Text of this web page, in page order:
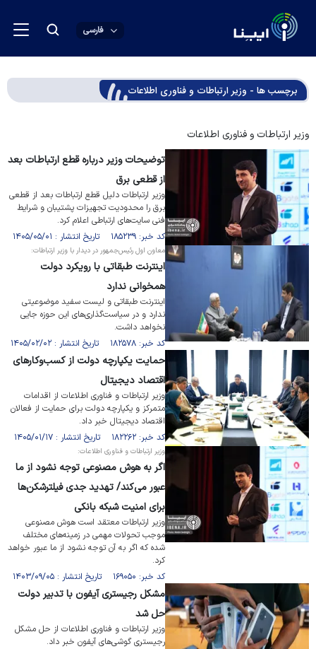
فارسی
برچسب ها - وزیر ارتباطات و فناوری اطلاعات
وزیر ارتباطات و فناوری اطلاعات
توضیحات وزیر درباره قطع ارتباطات بعد
از قطعی برق
وزیر ارتباطات دلیل قطع ارتباطات بعد از قطعی
برق را محدودیت تجهیزات پشتیبان و شرایط
فنی سایت‌های ارتباطی اعلام کرد.
کد خبر: ۱۸۵۲۳۹ تاریخ انتشار : ۱۴۰۵/۰۵/۰۱
معاون اول رئیس‌جمهور در دیدار با وزیر ارتباطات:
اینترنت طبقاتی با رویکرد دولت
همخوانی ندارد
اینترنت طبقاتی و لیست سفید موضوعیتی
ندارد و در سیاست‌گذاری‌های این حوزه جایی
نخواهد داشت.
کد خبر: ۱۸۲۵۷۸ تاریخ انتشار : ۱۴۰۵/۰۲/۰۲
حمایت یکپارچه دولت از کسب‌وکار‌های
اقتصاد دیجیتال
وزیر ارتباطات و فناوری اطلاعات از اقدامات
متمرکز و یکپارچه دولت برای حمایت از فعالان
اقتصاد دیجیتال خبر داد.
کد خبر: ۱۸۲۲۶۲ تاریخ انتشار : ۱۴۰۵/۰۱/۱۷
وزیر ارتباطات و فناوری اطلاعات:
اگر به هوش مصنوعی ‎توجه نشود از ما
عبور می‌کند/ تهدید جدی فیلترشکن‌ها
برای امنیت شبکه بانکی
وزیر ارتباطات معتقد است هوش مصنوعی
موجب تحولات مهمی در زمینه‌های مختلف
شده که اگر به آن توجه نشود از ما عبور خواهد
کرد.
کد خبر: ۱۶۹۰۵۰ تاریخ انتشار : ۱۴۰۳/۰۹/۰۵
مشکل رجیستری آیفون با تدبیر دولت
حل شد
وزیر ارتباطات و فناوری اطلاعات از حل مشکل
رجیستری گوشی‌های آیفون خبر داد.